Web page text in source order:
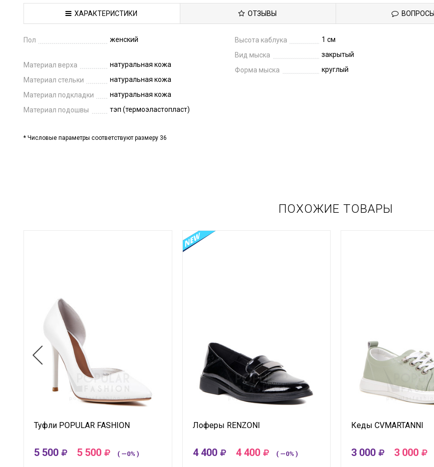
ХАРАКТЕРИСТИКИ ОТЗЫВЫ ВОПРОСЫ
Пол женский
Материал верха
натуральная кожа
Материал стельки
натуральная кожа
Материал подкладки
натуральная кожа
Материал подошвы
тэп (термоэластопласт)
Высота каблука
1 см
Вид мыска
закрытый
Форма мыска
круглый
* Числовые параметры соответствуют размеру 36
ПОХОЖИЕ ТОВАРЫ
Туфли POPULAR FASHION
5 500 5 500 ( —0% )
Лоферы RENZONI
4 400 4 400 ( —0% )
Кеды CVMARTANNI
3 000 3 000